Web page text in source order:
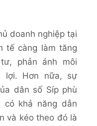
doanh nghiệp tại
tế càng làm tăng
phản ánh môi
lợi. Hơn nữa, sự
dân số Síp phù
khả năng dẫn
và kéo theo đó là